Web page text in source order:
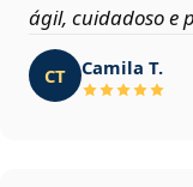
ágil, cuidadoso e
CT Camila T.